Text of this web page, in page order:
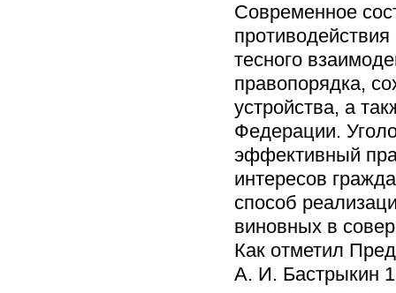
Современное
тесного
правопорядка,
устройства, а
Федерации.
эффективный
интересов
способ
виновных в
Как отметил
А. И. Бастрыкин